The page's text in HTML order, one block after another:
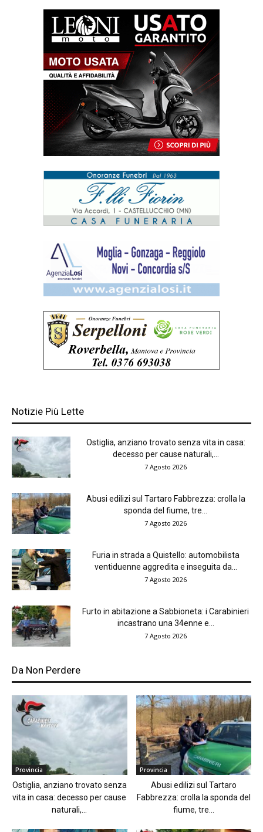
Notizie Più Lette
Ostiglia, anziano trovato senza vita in casa:
decesso per cause naturali,...
7 Agosto 2026
Abusi edilizi sul Tartaro Fabbrezza: crolla la
sponda del fiume, tre...
7 Agosto 2026
Furia in strada a Quistello: automobilista
ventiduenne aggredita e inseguita da...
7 Agosto 2026
Furto in abitazione a Sabbioneta: i Carabinieri
incastrano una 34enne e...
7 Agosto 2026
Da Non Perdere
Provincia
Ostiglia, anziano trovato senza
vita in casa: decesso per cause
naturali,...
Provincia
Abusi edilizi sul Tartaro
Fabbrezza: crolla la sponda del
fiume, tre...